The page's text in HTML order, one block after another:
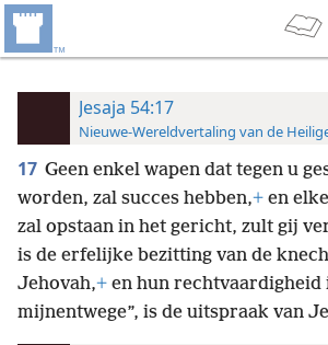
Jesaja 54:17
Nieuwe-Wereldvertaling van de
17 Geen enkel wapen dat tegen u
worden, zal succes hebben,+ en
zal opstaan in het gericht, zult gij
is de erfelijke bezitting van de
Jehovah,+ en hun rechtvaardigheid
mijnentwege”, is de uitspraak van